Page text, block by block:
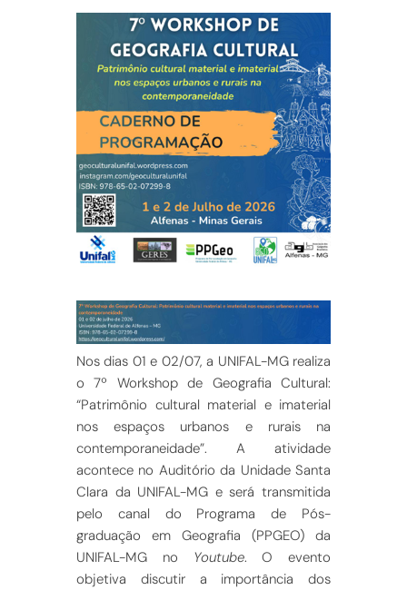
Nos dias 01 e 02/07, a UNIFAL-MG realiza
o 7º Workshop de Geografia Cultural:
“Patrimônio cultural material e imaterial
nos espaços urbanos e rurais na
contemporaneidade”. A atividade
acontece no Auditório da Unidade Santa
Clara da UNIFAL-MG e será transmitida
pelo canal do Programa de Pós-
graduação em Geografia (PPGEO) da
UNIFAL-MG no Youtube. O evento
objetiva discutir a importância dos